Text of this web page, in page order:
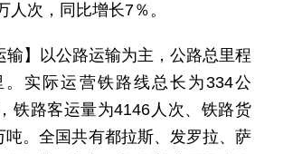
人次，同比增长7％。
输】以公路运输为主，公路总里程
。实际运营铁路线总长为334公
铁路客运量为4146人次、铁路货
吨。全国共有都拉斯、发罗拉、萨